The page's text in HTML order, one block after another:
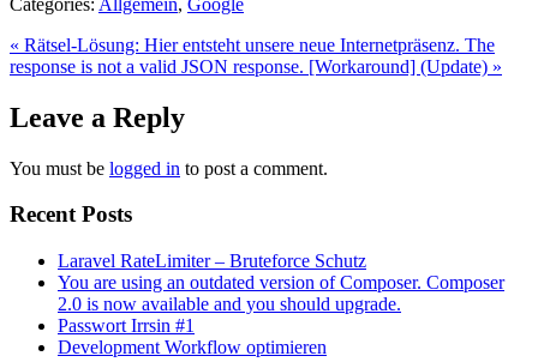
« Rätsel-Lösung: Hier entsteht unsere neue Internetpräsenz. The
response is not a valid JSON response. [Workaround] (Update) »
Leave a Reply
You must be logged in to post a comment.
Recent Posts
Laravel RateLimiter – Bruteforce Schutz
You are using an outdated version of Composer. Composer
2.0 is now available and you should upgrade.
Passwort Irrsin #1
Development Workflow optimieren